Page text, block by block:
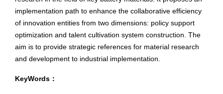
implementation path to enhance the collaborative efficiency
of innovation entities from two dimensions: policy support
optimization and talent cultivation system construction. The
aim is to provide strategic references for material research
and development to industrial implementation.
KeyWords：